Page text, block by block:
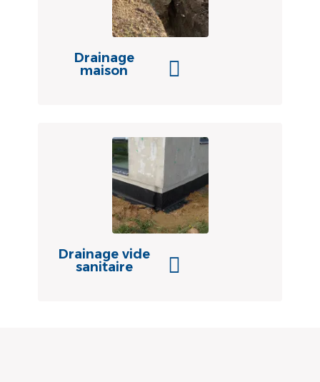
Drainage
maison
Drainage vide
sanitaire